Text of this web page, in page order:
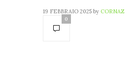
19 FEBBRAIO 2025 by CORNAZ
0